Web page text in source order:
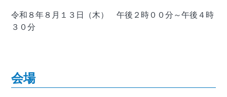
令和８年８月１３日（木） 午後２時００分～午後４時
３０分
会場